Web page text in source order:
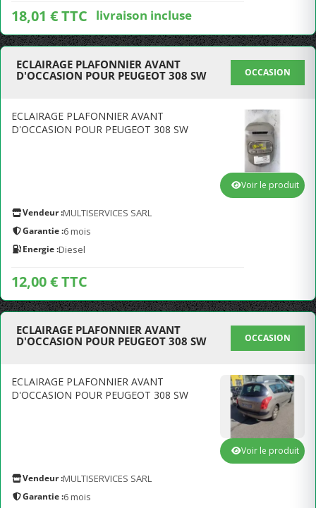
18,01 € TTC livraison incluse
ECLAIRAGE PLAFONNIER AVANT
D'OCCASION POUR PEUGEOT 308 SW
OCCASION
ECLAIRAGE PLAFONNIER AVANT
D'OCCASION POUR PEUGEOT 308 SW
Vendeur :MULTISERVICES SARL
Garantie :6 mois
Energie :Diesel
12,00 € TTC
Voir le produit
ECLAIRAGE PLAFONNIER AVANT
D'OCCASION POUR PEUGEOT 308 SW
OCCASION
ECLAIRAGE PLAFONNIER AVANT
D'OCCASION POUR PEUGEOT 308 SW
Vendeur :MULTISERVICES SARL
Garantie :6 mois
Voir le produit